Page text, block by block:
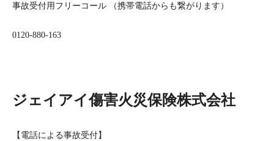
事故受付用フリーコール （携帯電話からも繋がります）
0120-880-163
ジェイアイ傷害火災保険株式会社
【電話による事故受付】